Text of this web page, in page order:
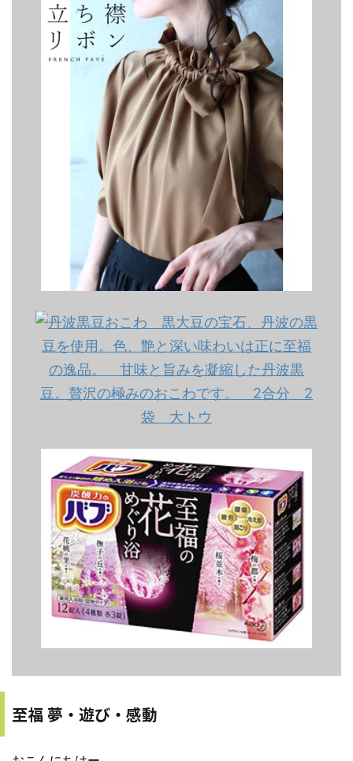
至福 夢・遊び・感動